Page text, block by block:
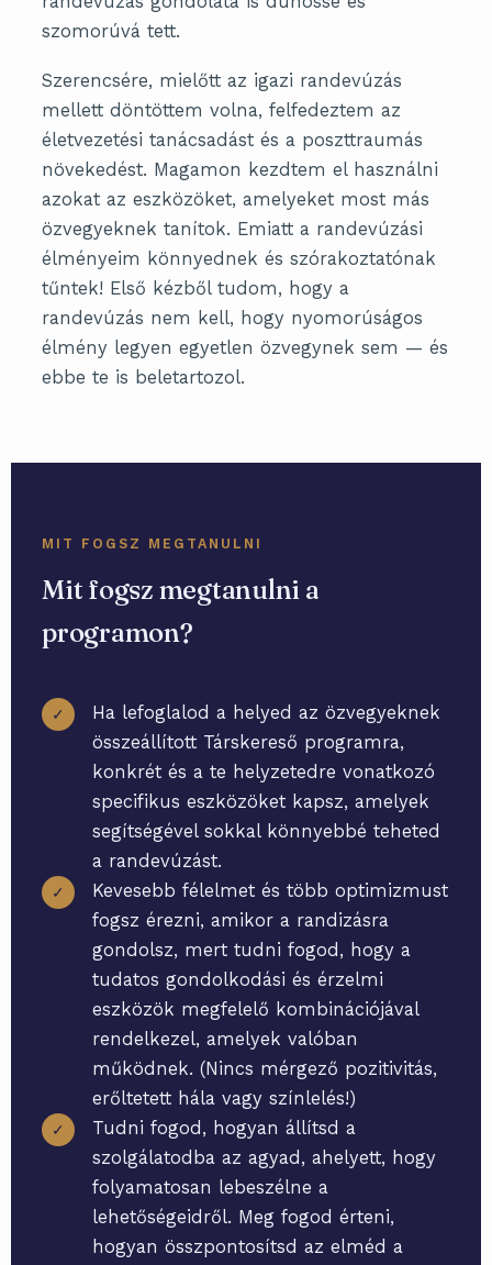
szomorúvá tett.
Szerencsére, mielőtt az igazi randevúzás
mellett döntöttem volna, felfedeztem az
életvezetési tanácsadást és a poszttraumás
növekedést. Magamon kezdtem el használni
azokat az eszközöket, amelyeket most más
özvegyeknek tanítok. Emiatt a randevúzási
élményeim könnyednek és szórakoztatónak
tűntek! Első kézből tudom, hogy a
randevúzás nem kell, hogy nyomorúságos
élmény legyen egyetlen özvegynek sem — és
ebbe te is beletartozol.
MIT FOGSZ MEGTANULNI
Mit fogsz megtanulni a
programon?
✓
Ha lefoglalod a helyed az özvegyeknek
összeállított Társkereső programra,
konkrét és a te helyzetedre vonatkozó
specifikus eszközöket kapsz, amelyek
segítségével sokkal könnyebbé teheted
a randevúzást.
✓
Kevesebb félelmet és több optimizmust
fogsz érezni, amikor a randizásra
gondolsz, mert tudni fogod, hogy a
tudatos gondolkodási és érzelmi
eszközök megfelelő kombinációjával
rendelkezel, amelyek valóban
működnek. (Nincs mérgező pozitivitás,
erőltetett hála vagy színlelés!)
✓
Tudni fogod, hogyan állítsd a
szolgálatodba az agyad, ahelyett, hogy
folyamatosan lebeszélne a
lehetőségeidről. Meg fogod érteni,
hogyan összpontosítsd az elméd a